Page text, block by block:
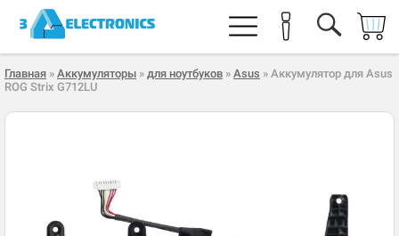
Главная » Аккумуляторы » для ноутбуков » Asus » Аккумулятор для Asus
ROG Strix G712LU